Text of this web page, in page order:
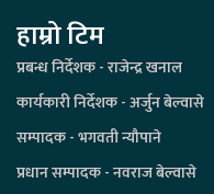
हाम्रो टिम
प्रबन्ध निर्देशक - राजेन्द्र खनाल
कार्यकारी निर्देशक - अर्जुन बेल्वासे
सम्पादक - भगवती न्यौपाने
प्रधान सम्पादक - नवराज बेल्वासे